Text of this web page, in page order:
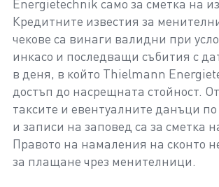
Energietechnik само за сметка на
Кредитните известия за
чекове са винаги валидни при
инкасо и последващи събития с
в деня, в който Thielmann
достъп до насрещната стойност.
таксите и евентуалните данъци
и записи на заповед са за сметка
Правото на намаления на сконто
за плащане чрез менителници.